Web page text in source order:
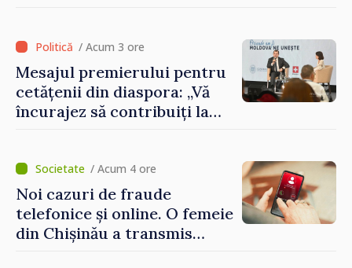
/ Acum 3 ore
Mesajul premierului pentru
cetățenii din diaspora: „Vă
încurajez să contribuiți la
/ Acum 4 ore
Noi cazuri de fraude
telefonice și online. O femeie
din Chișinău a transmis